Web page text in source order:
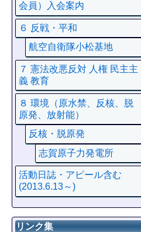
会員）入会案内
６ 反戦・平和
航空自衛隊小松基地
７ 憲法改悪反対 人権 民主主
義 教育
８ 環境（原水禁、反核、脱
原発、放射能）
反核・脱原発
志賀原子力発電所
活動日誌・アピール含む
(2013.6.13～)
リンク集